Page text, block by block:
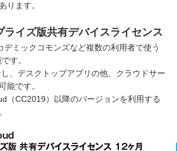
ります。
ライズ版共有デバイスライセンス
デミックコモンズなど複数の利用者で使う
す。
し、デスクトップアプリの他、クラウドサー
能です。
（CC2019）以降のバージョンを利用する